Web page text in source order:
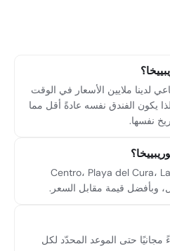
لدينا ملايين الأسعار في الوقت
يكون الفندق نفسه عادةً أقل مما
نفسها.
أكثر المناطق المُوصى بها هي Centro، Playa del Cura، La
حتى الموعد المحدّد لكل